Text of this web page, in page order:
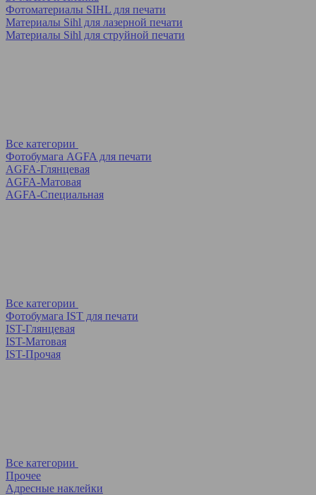
Фотоматериалы SIHL для печати
Материалы Sihl для лазерной печати
Материалы Sihl для струйной печати
Все категории
Фотобумага AGFA для печати
AGFA-Глянцевая
AGFA-Матовая
AGFA-Специальная
Все категории
Фотобумага IST для печати
IST-Глянцевая
IST-Матовая
IST-Прочая
Все категории
Прочее
Адресные наклейки